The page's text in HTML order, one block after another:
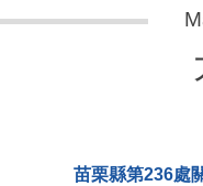
苗栗縣第236處